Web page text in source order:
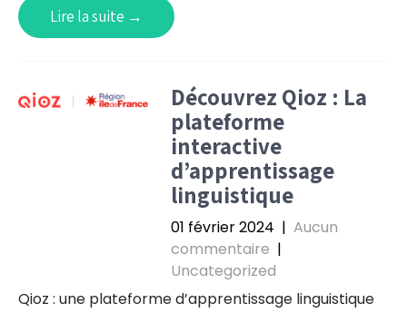
Lire la suite →
Découvrez Qioz : La
plateforme
interactive
d’apprentissage
linguistique
01 février 2024 | Aucun
commentaire |
Uncategorized
Qioz : une plateforme d’apprentissage linguistique